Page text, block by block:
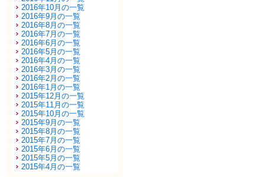
2016年10月の一覧
2016年9月の一覧
2016年8月の一覧
2016年7月の一覧
2016年6月の一覧
2016年5月の一覧
2016年4月の一覧
2016年3月の一覧
2016年2月の一覧
2016年1月の一覧
2015年12月の一覧
2015年11月の一覧
2015年10月の一覧
2015年9月の一覧
2015年8月の一覧
2015年7月の一覧
2015年6月の一覧
2015年5月の一覧
2015年4月の一覧